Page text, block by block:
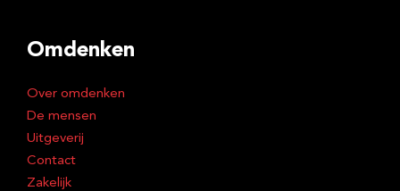
Omdenken
Over omdenken
De mensen
Uitgeverij
Contact
Zakelijk